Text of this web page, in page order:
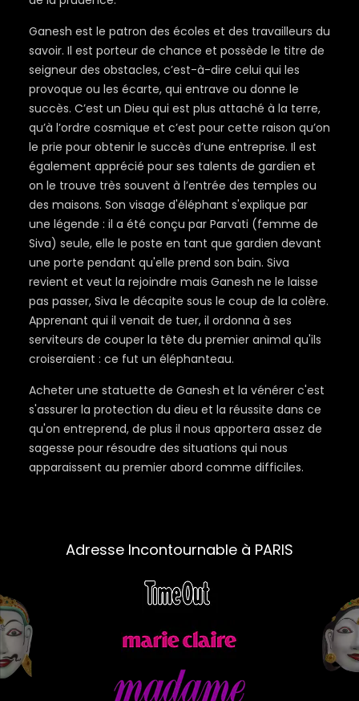
Ganesh est le patron des écoles et des travailleurs du
savoir. Il est porteur de chance et possède le titre de
seigneur des obstacles, c’est-à-dire celui qui les
provoque ou les écarte, qui entrave ou donne le
succès. C’est un Dieu qui est plus attaché à la terre,
qu’à l’ordre cosmique et c’est pour cette raison qu’on
le prie pour obtenir le succès d’une entreprise. Il est
également apprécié pour ses talents de gardien et
on le trouve très souvent à l’entrée des temples ou
des maisons. Son visage d'éléphant s'explique par
une légende : il a été conçu par Parvati (femme de
Siva) seule, elle le poste en tant que gardien devant
une porte pendant qu'elle prend son bain. Siva
revient et veut la rejoindre mais Ganesh ne le laisse
pas passer, Siva le décapite sous le coup de la colère.
Apprenant qui il venait de tuer, il ordonna à ses
serviteurs de couper la tête du premier animal qu'ils
croiseraient : ce fut un éléphanteau.
Acheter une statuette de Ganesh et la vénérer c'est
s'assurer la protection du dieu et la réussite dans ce
qu'on entreprend, de plus il nous apportera assez de
sagesse pour résoudre des situations qui nous
apparaissent au premier abord comme difficiles.
Adresse Incontournable à PARIS